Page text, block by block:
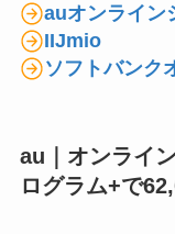
auオンライン
IIJmio
ソフトバンク
au｜オンライ
ログラム+で